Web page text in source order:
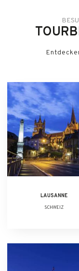
LAUSANNE
SCHWEIZ